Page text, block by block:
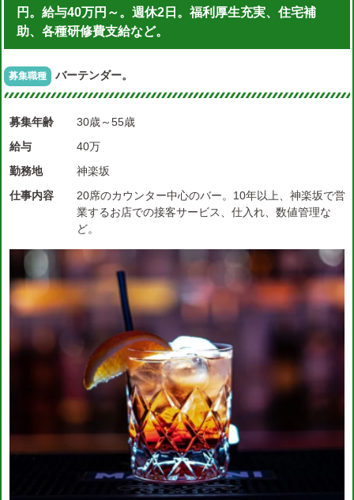
円。給与40万円～。週休2日。福利厚生充実、住宅補
助、各種研修費支給など。
募集職種 バーテンダー。
募集年齢
30歳～55歳
給与
40万
勤務地
神楽坂
仕事内容
20席のカウンター中心のバー。10年以上、神楽坂で営
業するお店での接客サービス、仕入れ、数値管理な
ど。